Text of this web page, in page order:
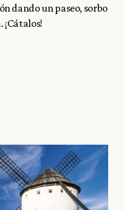
dando un paseo, sorbo
¡Cátalos!